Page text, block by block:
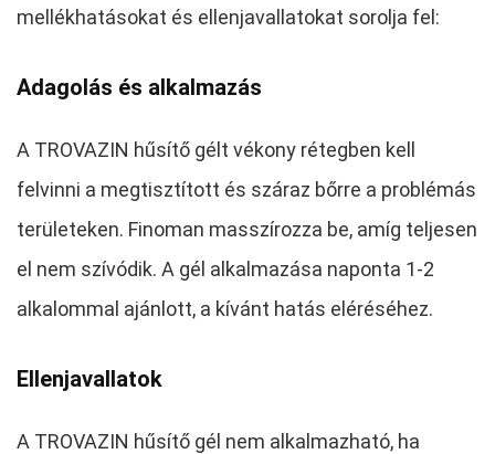
mellékhatásokat és ellenjavallatokat sorolja fel:
Adagolás és alkalmazás
A TROVAZIN hűsítő gélt vékony rétegben kell
felvinni a megtisztított és száraz bőrre a problémás
területeken. Finoman masszírozza be, amíg teljesen
el nem szívódik. A gél alkalmazása naponta 1-2
alkalommal ajánlott, a kívánt hatás eléréséhez.
Ellenjavallatok
A TROVAZIN hűsítő gél nem alkalmazható, ha